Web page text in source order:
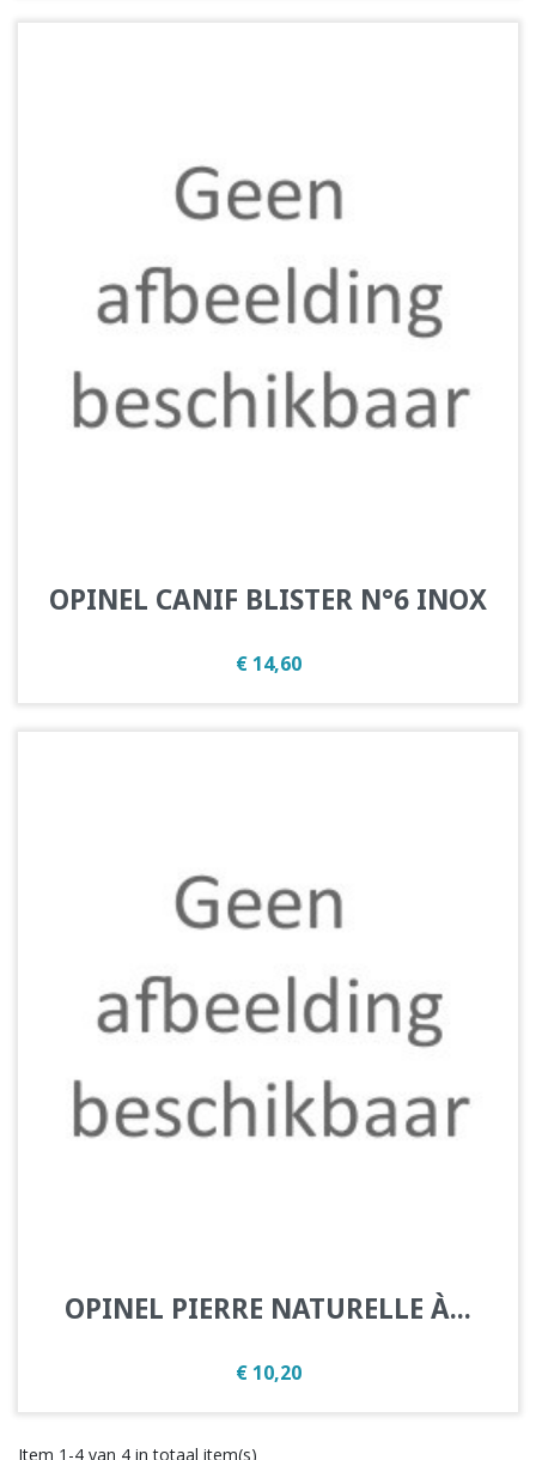
OPINEL CANIF BLISTER N°6 INOX
Prijs
€ 14,60
OPINEL PIERRE NATURELLE À...
Prijs
€ 10,20
Item 1-4 van 4 in totaal item(s)